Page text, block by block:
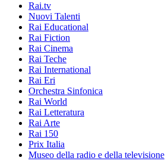
Rai.tv
Nuovi Talenti
Rai Educational
Rai Fiction
Rai Cinema
Rai Teche
Rai International
Rai Eri
Orchestra Sinfonica
Rai World
Rai Letteratura
Rai Arte
Rai 150
Prix Italia
Museo della radio e della televisione